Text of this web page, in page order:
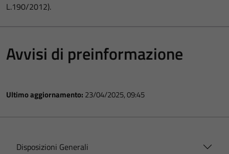
L.190/2012).
Avvisi di preinformazione
Ultimo aggiornamento: 23/04/2025, 09:45
Disposizioni Generali